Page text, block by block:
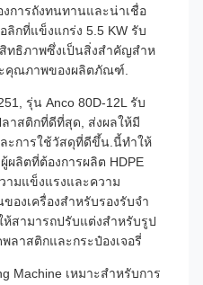
การถังทนทานและน่าเชื่อ
ลิกที่แข็งแกร่ง 5.5 KW รับ
ทธิภาพซึ่งเป็นสิ่งสําคัญสําห
คุณภาพของผลิตภัณฑ์.
รุ่น Anco 80D-12L รับ
าสติกที่ดีที่สุด, ส่งผลให้มี
ะการใช้วัสดุที่ดีขึ้น.นี้ทําให้
ผลิตที่ต้องการผลิต HDPE
ามแข็งแรงและความ
องเครื่องสําหรับรองรับจํา
สามารถปรับแต่งสําหรับรูป
ลาสติกและกระป๋องเจอรี่
Machine เหมาะสําหรับการ